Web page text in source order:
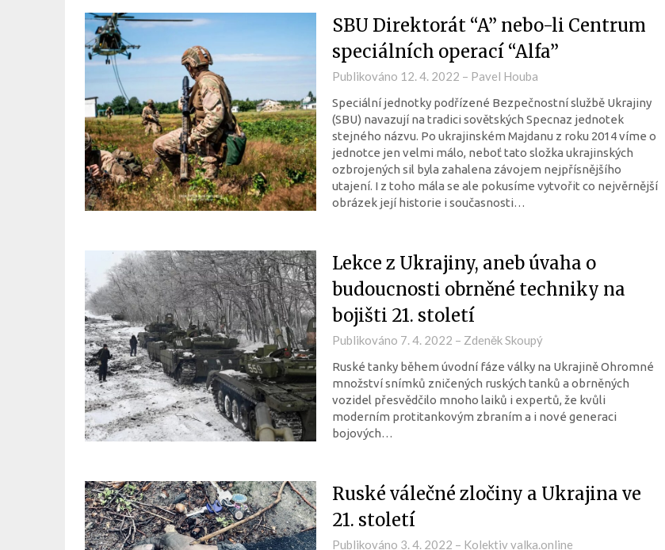
SBU Direktorát “A” nebo-li Centrum
speciálních operací “Alfa”
Publikováno 12. 4. 2022 – Pavel Houba
Speciální jednotky podřízené Bezpečnostní službě Ukrajiny
(SBU) navazují na tradici sovětských Specnaz jednotek
stejného názvu. Po ukrajinském Majdanu z roku 2014 víme o
jednotce jen velmi málo, neboť tato složka ukrajinských
ozbrojených sil byla zahalena závojem nejpřísnějšího
utajení. I z toho mála se ale pokusíme vytvořit co nejvěrnější
obrázek její historie i současnosti…
Lekce z Ukrajiny, aneb úvaha o
budoucnosti obrněné techniky na
bojišti 21. století
Publikováno 7. 4. 2022 – Zdeněk Skoupý
Ruské tanky během úvodní fáze války na Ukrajině Ohromné
množství snímků zničených ruských tanků a obrněných
vozidel přesvědčilo mnoho laiků i expertů, že kvůli
moderním protitankovým zbraním a i nové generaci
bojových…
Ruské válečné zločiny a Ukrajina ve
21. století
Publikováno 3. 4. 2022 – Kolektiv valka.online